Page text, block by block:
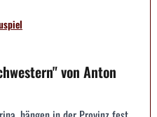
von Anton